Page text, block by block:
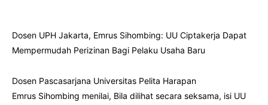
Dosen UPH Jakarta, Emrus Sihombing: UU Ciptakerja Dapat
Mempermudah Perizinan Bagi Pelaku Usaha Baru
Dosen Pascasarjana Universitas Pelita Harapan
Emrus Sihombing menilai, Bila dilihat secara seksama, isi UU